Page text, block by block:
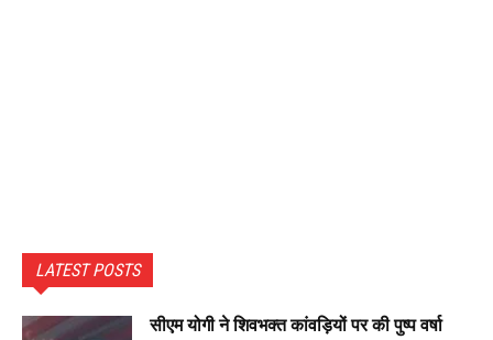
LATEST POSTS
सीएम योगी ने शिवभक्त कांवड़ियों पर की पुष्प वर्षा